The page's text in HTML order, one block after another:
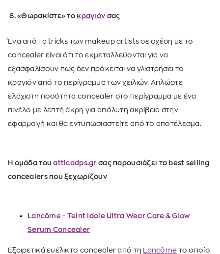
8. «Θωρακίστε» το κραγιόν σας
Ένα από τα tricks των makeup artists σε σχέση με το
concealer είναι ότι το εκμεταλλεύονται για να
εξασφαλίσουν πως δεν πρόκειται να γλιστρήσει το
κραγιόν από το περίγραμμα των χειλιών. Απλώστε
ελάχιστη ποσότητα concealer στο περίγραμμα με ένα
πινέλο με λεπτή άκρη για απόλυτη ακρίβεια στην
εφαρμογή και θα εντυπωσιαστείτε από το αποτέλεσμα.
H ομάδα τουatticadps.gr σας παρουσιάζει τα best selling
concealers που ξεχωρίζουν
Lancôme - Teint Idole Ultra Wear Care & Glow
Serum Concealer
Εξαιρετικά ευέλικτο concealer από τη Lancôme το οποίο